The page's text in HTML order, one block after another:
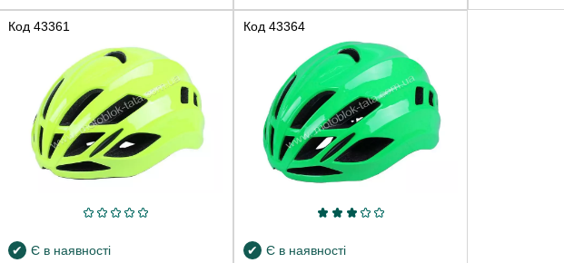
Код 43361
Є в наявності
Код 43364
Є в наявності